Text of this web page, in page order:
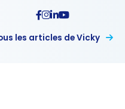
les articles de Vicky